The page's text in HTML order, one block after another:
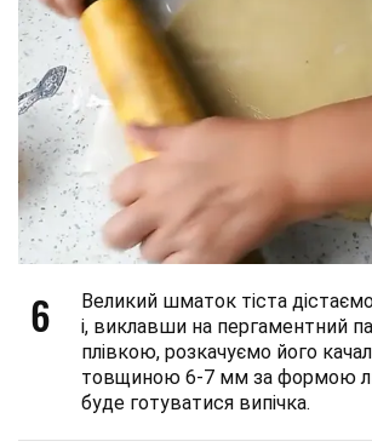
6
Великий шматок тіста
і, виклавши на пергаментний
плівкою, розкачуємо його
товщиною 6-7 мм за формою
буде готуватися випічка.